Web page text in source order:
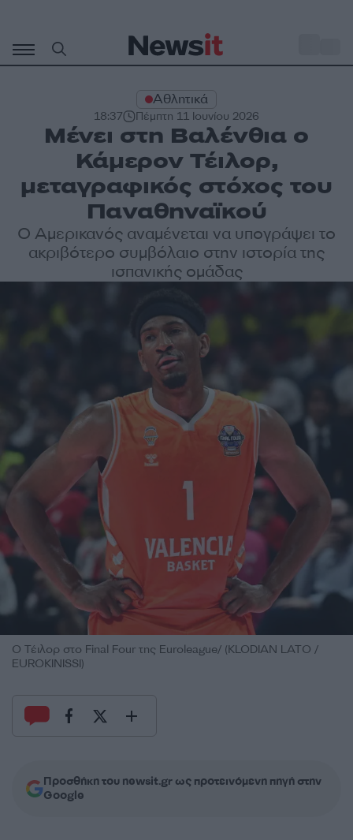
περιεχόμενο
Αθλητικά
18:37 Πέμπτη 11 Ιουνίου 2026
Μένει στη Βαλένθια ο
Κάμερον Τέιλορ,
μεταγραφικός στόχος του
Παναθηναϊκού
Ο Αμερικανός αναμένεται να υπογράψει το
ακριβότερο συμβόλαιο στην ιστορία της
ισπανικής ομάδας
Ο Τέιλορ στο Final Four της Euroleague/ (KLODIAN LATO /
EUROKINISSI)
Προσθήκη του newsit.gr ως προτεινόμενη πηγή στην
Google